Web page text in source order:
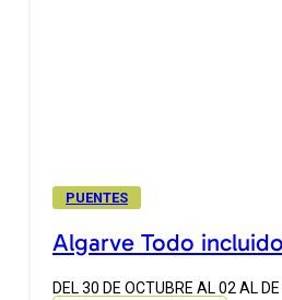
PUENTES
Algarve Todo
DEL 30 DE OCTUBRE AL 02 AL